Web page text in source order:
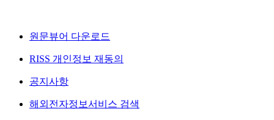
원문뷰어 다운로드
RISS 개인정보 재동의
공지사항
해외전자정보서비스 검색